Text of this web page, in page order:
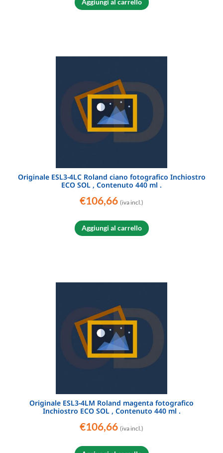
Aggiungi al carrello
Originale ESL3-4LC Roland ciano fotografico Inchiostro
ECO SOL , Contenuto 440 ml .
€106,66 (iva incl.)
Aggiungi al carrello
Originale ESL3-4LM Roland magenta fotografico
Inchiostro ECO SOL , Contenuto 440 ml .
€106,66 (iva incl.)